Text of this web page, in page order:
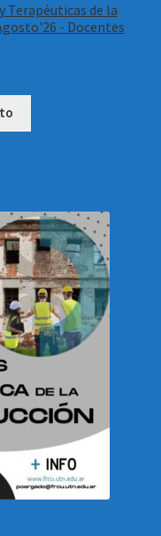
Terapéuticas de la
- Docentes